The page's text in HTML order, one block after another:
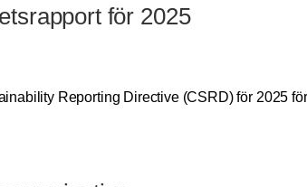
för 2025
Reporting Directive (CSRD) för 2025